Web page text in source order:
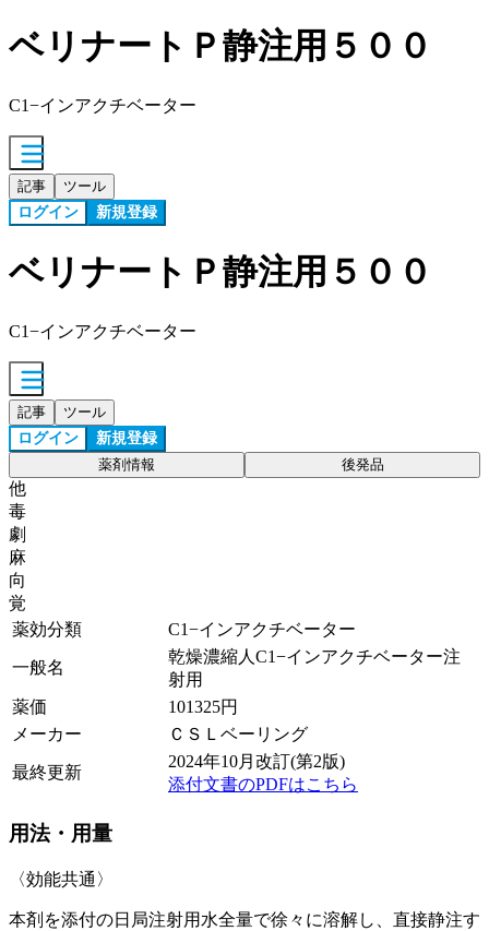
ベリナートＰ静注用５００
C1−インアクチベーター
記事 ツール
ログイン 新規登録
ベリナートＰ静注用５００
C1−インアクチベーター
記事 ツール
ログイン 新規登録
薬剤情報 後発品
他
毒
劇
麻
向
覚
薬効分類
C1−インアクチベーター
一般名
乾燥濃縮人C1−インアクチベーター注
射用
薬価
101325円
メーカー
ＣＳＬベーリング
最終更新
2024年10月改訂(第2版)
添付文書のPDFはこちら
用法・用量
〈効能共通〉
本剤を添付の日局注射用水全量で徐々に溶解し、直接静注す